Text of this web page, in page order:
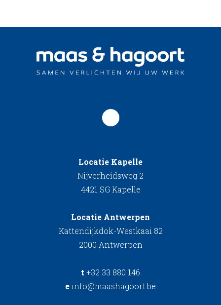
Locatie Kapelle
Nijverheidsweg 2
4421 SG Kapelle
Locatie Antwerpen
Kattendijkdok-Westkaai 82
2000 Antwerpen
t+32 33 880 146
einfo@maashagoort.be